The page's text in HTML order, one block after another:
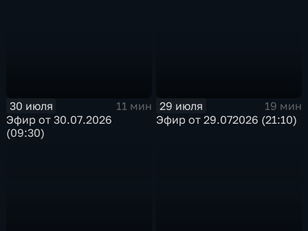
30 июля
11 мин
Эфир от 30.07.2026
(09:30)
29 июля
19 мин
Эфир от 29.072026 (21:10)